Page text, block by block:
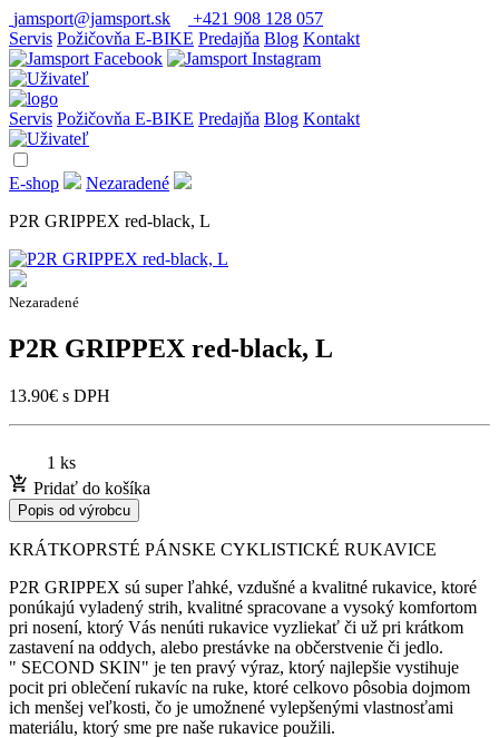
jamsport@jamsport.sk
+421 908 128 057
Servis Požičovňa E-BIKE Predajňa Blog Kontakt
Servis Požičovňa E-BIKE Predajňa Blog Kontakt
E-shop
Nezaradené
P2R GRIPPEX red-black, L
Nezaradené
P2R GRIPPEX red-black, L
13.90€ s DPH
1 ks
Pridať do košíka
Popis od výrobcu
KRÁTKOPRSTÉ PÁNSKE CYKLISTICKÉ RUKAVICE
P2R GRIPPEX sú super ľahké, vzdušné a kvalitné rukavice, ktoré
ponúkajú vyladený strih, kvalitné spracovane a vysoký komfortom
pri nosení, ktorý Vás nenúti rukavice vyzliekať či už pri krátkom
zastavení na oddych, alebo prestávke na občerstvenie či jedlo.
" SECOND SKIN" je ten pravý výraz, ktorý najlepšie vystihuje
pocit pri oblečení rukavíc na ruke, ktoré celkovo pôsobia dojmom
ich menšej veľkosti, čo je umožnené vylepšenými vlastnosťami
materiálu, ktorý sme pre naše rukavice použili.